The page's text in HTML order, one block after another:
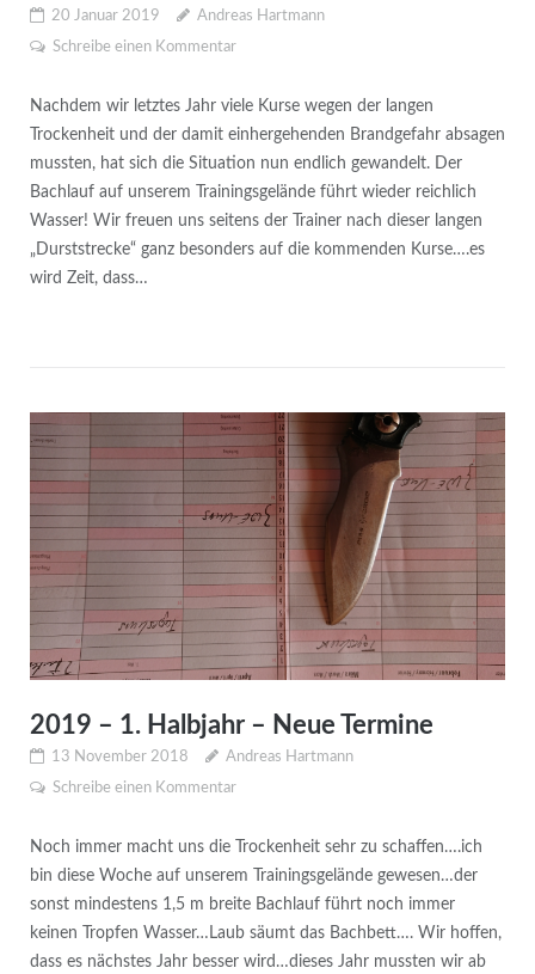
20 Januar 2019
Andreas Hartmann
Schreibe einen Kommentar
Nachdem wir letztes Jahr viele Kurse wegen der langen
Trockenheit und der damit einhergehenden Brandgefahr absagen
mussten, hat sich die Situation nun endlich gewandelt. Der
Bachlauf auf unserem Trainingsgelände führt wieder reichlich
Wasser! Wir freuen uns seitens der Trainer nach dieser langen
„Durststrecke“ ganz besonders auf die kommenden Kurse….es
wird Zeit, dass…
2019 – 1. Halbjahr – Neue Termine
13 November 2018
Andreas Hartmann
Schreibe einen Kommentar
Noch immer macht uns die Trockenheit sehr zu schaffen….ich
bin diese Woche auf unserem Trainingsgelände gewesen…der
sonst mindestens 1,5 m breite Bachlauf führt noch immer
keinen Tropfen Wasser…Laub säumt das Bachbett…. Wir hoffen,
dass es nächstes Jahr besser wird…dieses Jahr mussten wir ab